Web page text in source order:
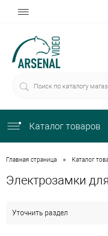
Каталог товаров
Главная страница • Каталог
Электрозамки
Уточнить раздел